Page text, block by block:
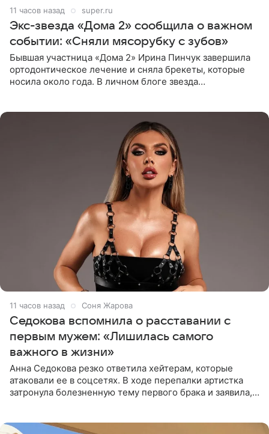
11 часов назад super.ru
Экс-звезда «Дома 2» сообщила о важном
событии: «Сняли мясорубку с зубов»
Бывшая участница «Дома 2» Ирина Пинчук завершила
ортодонтическое лечение и сняла брекеты, которые
носила около года. В личном блоге звезда
11 часов назад Соня Жарова
Седокова вспомнила о расставании с
первым мужем: «Лишилась самого
важного в жизни»
Анна Седокова резко ответила хейтерам, которые
атаковали ее в соцсетях. В ходе перепалки артистка
затронула болезненную тему первого брака и заявила,